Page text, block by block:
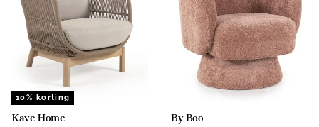
10% korting
Kave Home By Boo